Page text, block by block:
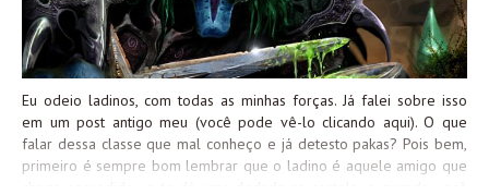
Eu odeio ladinos, com todas as minhas forças. Já falei sobre isso
em um post antigo meu (você pode vê-lo clicando aqui). O que
falar dessa classe que mal conheço e já detesto pakas? Pois bem,
primeiro é sempre bom lembrar que o ladino é aquele amigo que